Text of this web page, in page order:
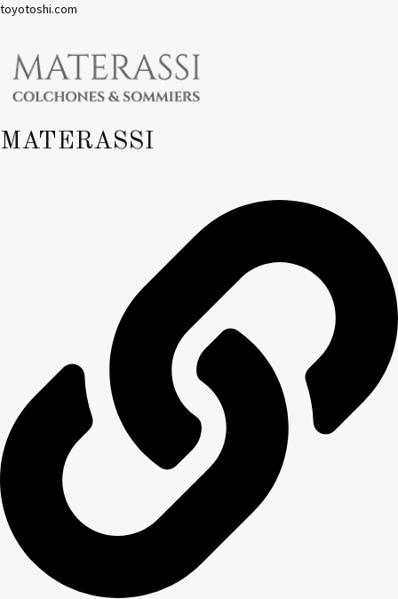
toyotoshi.com
MATERASSI